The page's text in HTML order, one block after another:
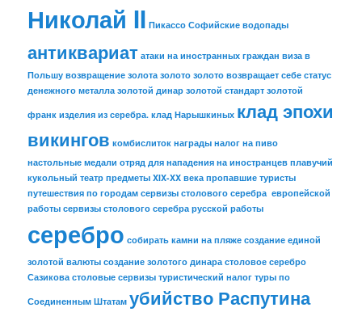
Николай II Пикассо Софийские водопады
антиквариат атаки на иностранных граждан виза в
Польшу возвращение золота золото золото возвращает себе статус
денежного металла золотой динар золотой стандарт золотой
франк изделия из серебра. клад Нарышкиных клад эпохи
викингов комбислиток награды налог на пиво
настольные медали отряд для нападения на иностранцев плавучий
кукольный театр предметы XIX-XX века пропавшие туристы
путешествия по городам сервизы столового серебра европейской
работы сервизы столового серебра русской работы
серебро собирать камни на пляже создание единой
золотой валюты создание золотого динара столовое серебро
Сазикова столовые сервизы туристический налог туры по
Соединенным Штатам убийство Распутина